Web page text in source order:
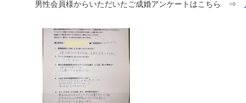
男性会員様からいただいたご成婚アンケートはこちら ⇒